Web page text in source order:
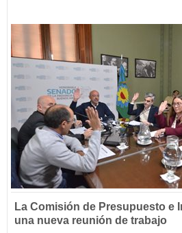
La Comisión de Presupuesto e
una nueva reunión de trabajo